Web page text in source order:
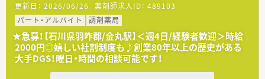
更新日： 2026/06/26 薬剤師求人ID： 489103
パート・アルバイト
調剤薬局
★急募！【石川県羽咋郡/金丸駅】＜週4日/経験者歓迎＞時給
2000円◎嬉しい社割制度も♪創業80年以上の歴史がある
大手DGS！曜日・時間の相談可能です！